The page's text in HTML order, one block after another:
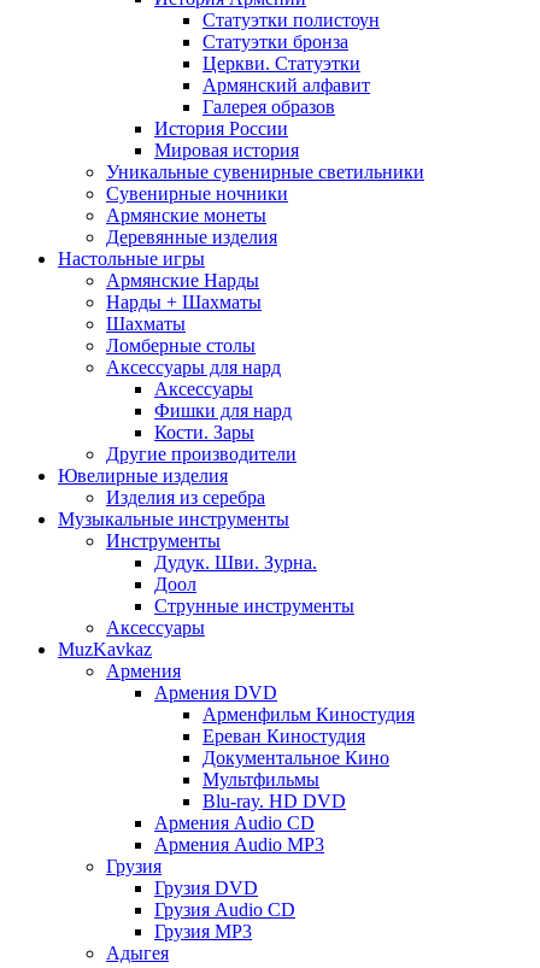
Статуэтки полистоун
Статуэтки бронза
Церкви. Статуэтки
Армянский алфавит
Галерея образов
История России
Мировая история
Уникальные сувенирные светильники
Сувенирные ночники
Армянские монеты
Деревянные изделия
Настольные игры
Армянские Нарды
Нарды + Шахматы
Шахматы
Ломберные столы
Аксессуары для нард
Аксессуары
Фишки для нард
Кости. Зары
Другие производители
Ювелирные изделия
Изделия из серебра
Музыкальные инструменты
Инструменты
Дудук. Шви. Зурна.
Доол
Струнные инструменты
Аксессуары
MuzKavkaz
Армения
Армения DVD
Арменфильм Киностудия
Ереван Киностудия
Документальное Кино
Мультфильмы
Blu-ray. HD DVD
Армения Audio CD
Армения Audio MP3
Грузия
Грузия DVD
Грузия Audio CD
Грузия MP3
Адыгея